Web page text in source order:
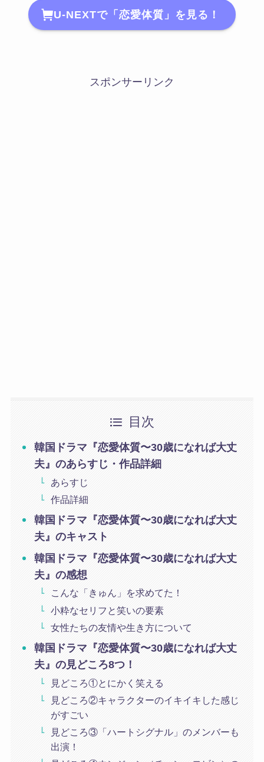
U-NEXTで「恋愛体質」を見る！
スポンサーリンク
目次
韓国ドラマ『恋愛体質〜30歳になれば大丈
夫』のあらすじ・作品詳細
あらすじ
作品詳細
韓国ドラマ『恋愛体質〜30歳になれば大丈
夫』のキャスト
韓国ドラマ『恋愛体質〜30歳になれば大丈
夫』の感想
こんな「きゅん」を求めてた！
小粋なセリフと笑いの要素
女性たちの友情や生き方について
韓国ドラマ『恋愛体質〜30歳になれば大丈
夫』の見どころ8つ！
見どころ①とにかく笑える
見どころ②キャラクターのイキイキした感じ
がすごい
見どころ③「ハートシグナル」のメンバーも
出演！